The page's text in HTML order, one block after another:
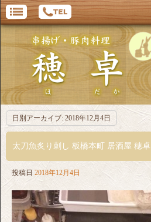
日別アーカイブ: 2018年12月4日
太刀魚炙り刺し 板橋本町 居酒屋 穂卓
投稿日 2018年12月4日